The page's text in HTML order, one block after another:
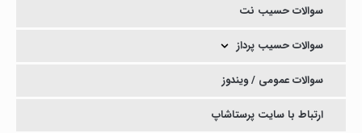
سوالات حسیب نت
سوالات حسیب پرداز
سوالات عمومی / ویندوز
ارتباط با سایت پرستاشاپ